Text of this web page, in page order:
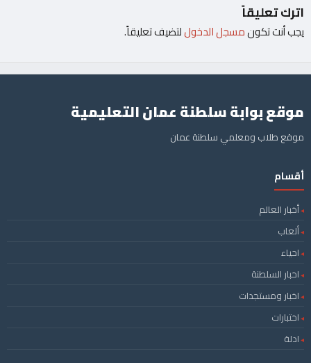
اترك تعليقاً
يجب أنت تكونمسجل الدخوللتضيف تعليقاً.
موقع بوابة سلطنة عمان التعليمية
موقع طلاب ومعلمي سلطنة عمان
أقسام
أخبار العالم
ألعاب
احياء
اخبار السلطنة
اخبار ومستجدات
اختبارات
ادلة